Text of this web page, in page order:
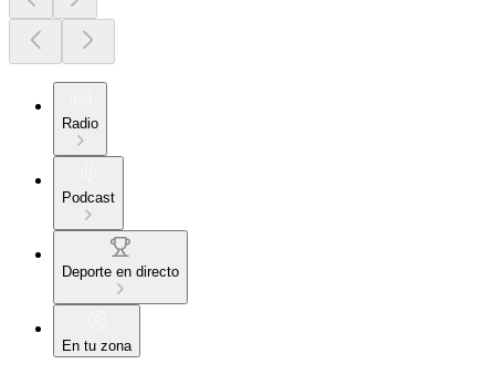
Radio
Podcast
Deporte en directo
En tu zona